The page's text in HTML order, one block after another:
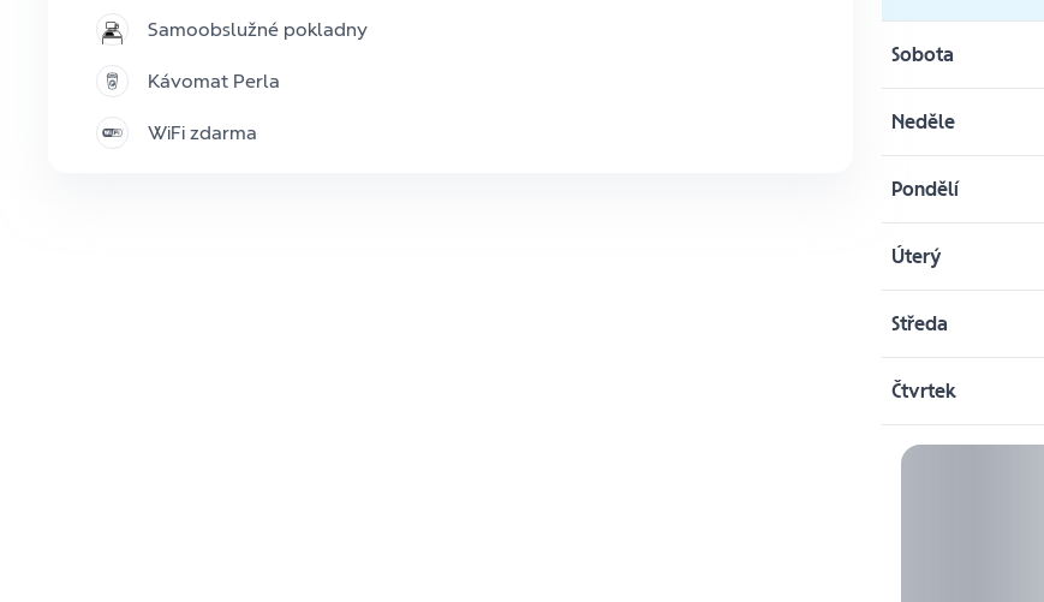
Samoobslužné pokladny
Kávomat Perla
WiFi zdarma
Sobota
Neděle
Pondělí
Úterý
Středa
Čtvrtek